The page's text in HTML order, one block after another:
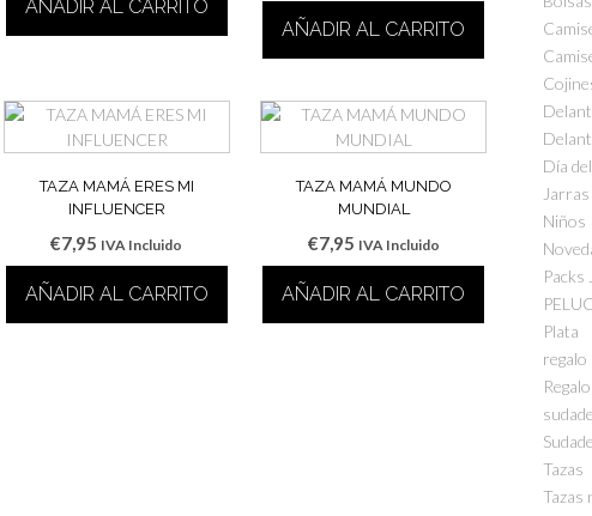
AÑADIR AL CARRITO
AÑADIR AL CARRITO
TAZA MAMÁ ERES MI
INFLUENCER
€7,95 IVA Incluido
AÑADIR AL CARRITO
TAZA MAMÁ MUNDO
MUNDIAL
€7,95 IVA Incluido
AÑADIR AL CARRITO
Día
Jarras
Niños
Packs
Plata
regalo
Tazas
Tazas